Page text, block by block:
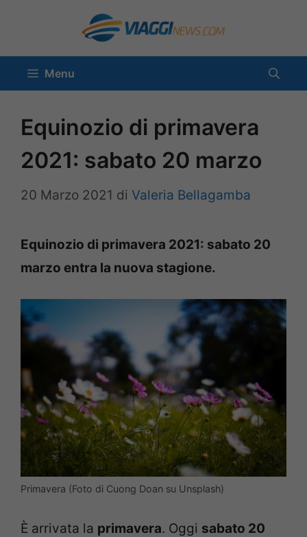
contenuto
Menu
Equinozio di primavera
2021: sabato 20 marzo
20 Marzo 2021 di Valeria Bellagamba
Equinozio di primavera 2021: sabato 20
marzo entra la nuova stagione.
Primavera (Foto di Cuong Doan su Unsplash)
È arrivata la primavera. Oggi sabato 20